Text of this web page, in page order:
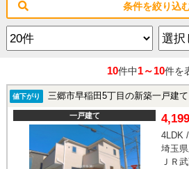
条件を絞り込
10件中1～10件を
値下がり 三郷市早稲田5丁目の新築一戸建て
一戸建て
4LDK
埼玉
ＪＲ